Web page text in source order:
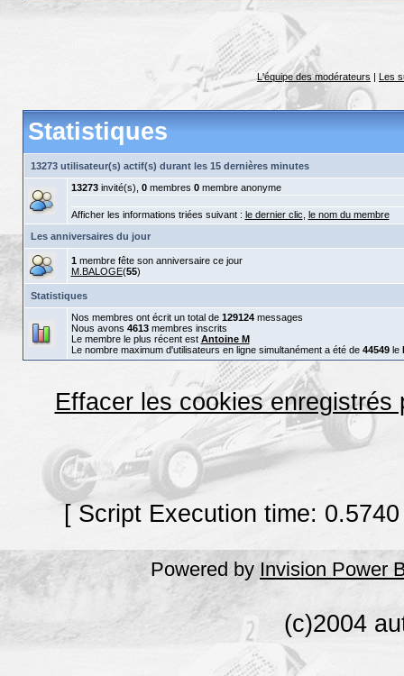
L'équipe des modérateurs | Les
Statistiques
13273 utilisateur(s) actif(s) durant les 15 dernières minutes
13273invité(s), 0membres 0membre anonyme
Afficher les informations triées suivant : le dernier clic le nom du membre
Les anniversaires du jour
1membre fête son anniversaire ce jour
M.BALOGE(55)
Statistiques
Nos membres ont écrit un total de 129124messages
Nous avons 4613membres inscrits
Le membre le plus récent est Antoine M
Le nombre maximum d'utilisateurs en ligne simultanément a été de 44549le
Effacer les cookies enregistrés
[ Script Execution time:
Powered by Invision Power
(c)2004